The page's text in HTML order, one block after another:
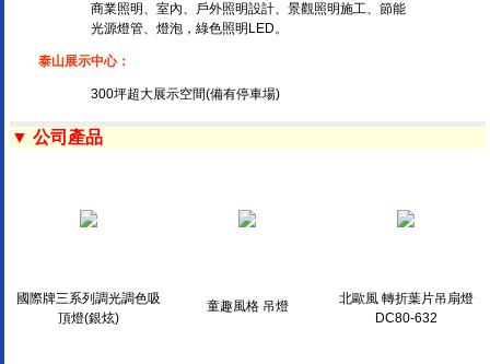
商業照明、室內、戶外照明設計、景觀照明施工、節能
光源燈管、燈泡，綠色照明LED。
泰山展示中心：
300坪超大展示空間(備有停車場)
▼ 公司產品
國際牌三系列調光調色吸
頂燈(銀炫)
童趣風格 吊燈
北歐風 轉折葉片吊扇燈
DC80-632